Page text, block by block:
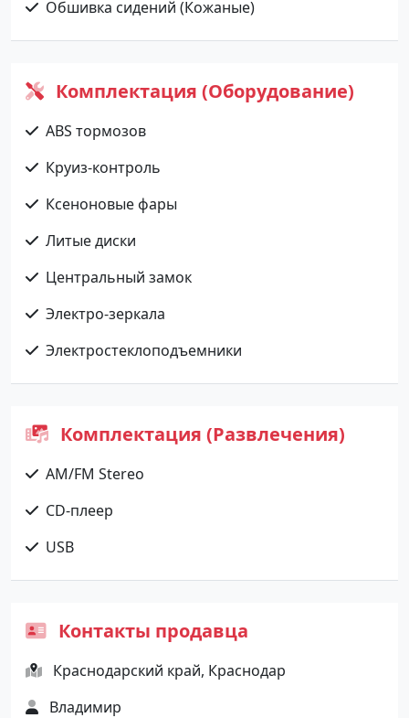
Обшивка сидений (Кожаные)
Комплектация (Оборудование)
ABS тормозов
Круиз-контроль
Ксеноновые фары
Литые диски
Центральный замок
Электро-зеркала
Электростеклоподъемники
Комплектация (Развлечения)
AM/FM Stereo
CD-плеер
USB
Контакты продавца
Краснодарский край, Краснодар
Владимир